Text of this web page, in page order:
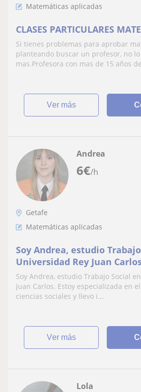
Matemáticas aplicadas
CLASES PARTICULARES
Si tienes problemas para aprobar
planteando buscar un profesor, no
mas.Profesora con mas de 15 años
ver más
6€/h
Andrea
Getafe
Matemáticas aplicadas
Soy Andrea, estudio
Universidad Rey Juan
especializada en el
ciencias sociales y llevo
clases 2 años de todas las
Soy Andrea, estudio Trabajo Social
Juan Carlos. Estoy especializada en
ciencias sociales y llevo i...
ver más
Lola